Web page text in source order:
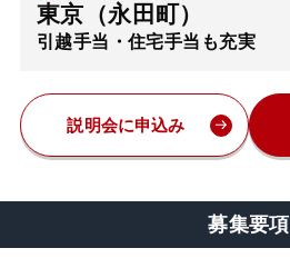
東京（永田町）
引越手当・住宅手当も充実
説明会に申込み
募集要項
弁護士・税理士
費用